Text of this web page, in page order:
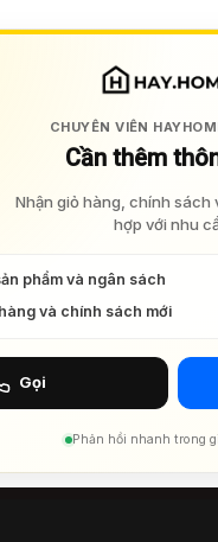
CHUYÊN VIÊN
Cần thêm
Nhận giỏ hàng, chính sách
hợp với nhu
phẩm và ngân sách
và chính sách mới
Gọi
Phản hồi nhanh trong